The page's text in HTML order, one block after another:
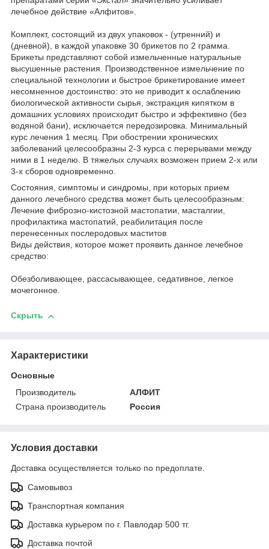
лечебное действие «Алфитов».
Комплект, состоящий из двух упаковок - (утренний) и
(дневной), в каждой упаковке 30 брикетов по 2 грамма.
Брикеты представляют собой измельченные натуральные
высушенные растения. Производственное измельчение по
специальной технологии и быстрое брикетирование имеет
несомненное достоинство: это не приводит к ослаблению
биологической активности сырья, экстракция кипятком в
домашних условиях происходит быстро и эффективно (без
водяной бани), исключается передозировка. Минимальный
курс лечения 1 месяц. При обострении хронических
заболеваний целесообразны 2-3 курса с перерывами между
ними в 1 неделю. В тяжелых случаях возможен прием 2-х или
3-х сборов одновременно.
Состояния, симптомы и синдромы, при которых прием
данного лечебного средства может быть целесообразным:
Лечение фиброзно-кистозной мастопатии, масталгии,
профилактика мастопатий, реабилитация после
перенесенных послеродовых маститов
Виды действия, которое может проявить данное лечебное
средство:
Обезболивающее, рассасывающее, седативное, легкое
мочегонное.
Скрыть
Характеристики
Основные
Производитель
АЛФИТ
Страна производитель
Россия
Условия доставки
Доставка осуществляется только по предоплате.
Самовывоз
Транспортная компания
Доставка курьером по г. Павлодар 500 тг.
Доставка почтой